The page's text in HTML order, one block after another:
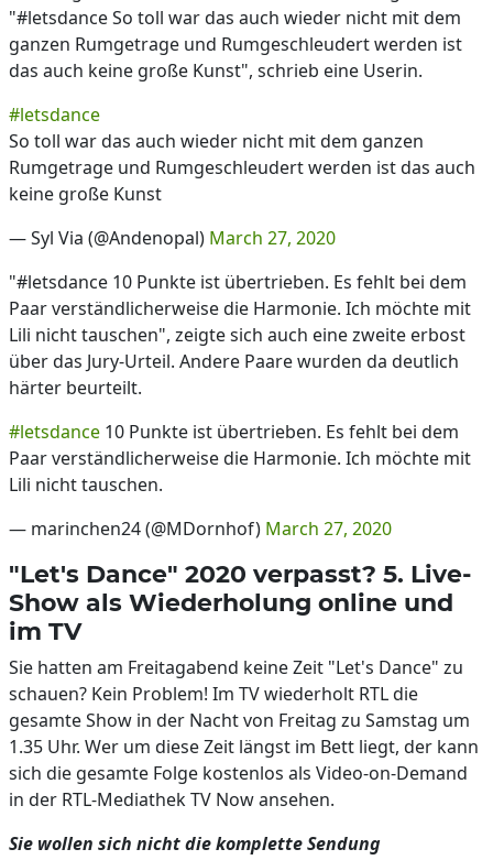
"#letsdance So toll war das auch wieder nicht mit dem
ganzen Rumgetrage und Rumgeschleudert werden ist
das auch keine große Kunst", schrieb eine Userin.
#letsdance
So toll war das auch wieder nicht mit dem ganzen
Rumgetrage und Rumgeschleudert werden ist das auch
keine große Kunst
— Syl Via (@Andenopal) March 27, 2020
"#letsdance 10 Punkte ist übertrieben. Es fehlt bei dem
Paar verständlicherweise die Harmonie. Ich möchte mit
Lili nicht tauschen", zeigte sich auch eine zweite erbost
über das Jury-Urteil. Andere Paare wurden da deutlich
härter beurteilt.
#letsdance 10 Punkte ist übertrieben. Es fehlt bei dem
Paar verständlicherweise die Harmonie. Ich möchte mit
Lili nicht tauschen.
— marinchen24 (@MDornhof) March 27, 2020
"Let's Dance" 2020 verpasst? 5. Live-
Show als Wiederholung online und
im TV
Sie hatten am Freitagabend keine Zeit "Let's Dance" zu
schauen? Kein Problem! Im TV wiederholt RTL die
gesamte Show in der Nacht von Freitag zu Samstag um
1.35 Uhr. Wer um diese Zeit längst im Bett liegt, der kann
sich die gesamte Folge kostenlos als Video-on-Demand
in der RTL-Mediathek TV Now ansehen.
Sie wollen sich nicht die komplette Sendung